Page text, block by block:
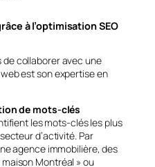
à l’optimisation SEO
de collaborer avec une
est son expertise en
de mots-clés
les mots-clés les plus
d’activité. Par
agence immobilière, des
Montréal » ou